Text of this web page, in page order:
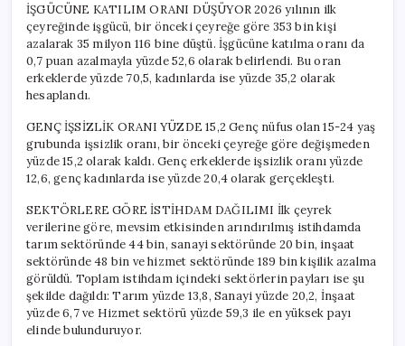
İŞGÜCÜNE KATILIM ORANI DÜŞÜYOR 2026 yılının ilk
çeyreğinde işgücü, bir önceki çeyreğe göre 353 bin kişi
azalarak 35 milyon 116 bine düştü. İşgücüne katılma oranı da
0,7 puan azalmayla yüzde 52,6 olarak belirlendi. Bu oran
erkeklerde yüzde 70,5, kadınlarda ise yüzde 35,2 olarak
hesaplandı.
GENÇ İŞSİZLİK ORANI YÜZDE 15,2 Genç nüfus olan 15-24 yaş
grubunda işsizlik oranı, bir önceki çeyreğe göre değişmeden
yüzde 15,2 olarak kaldı. Genç erkeklerde işsizlik oranı yüzde
12,6, genç kadınlarda ise yüzde 20,4 olarak gerçekleşti.
SEKTÖRLERE GÖRE İSTİHDAM DAĞILIMI İlk çeyrek
verilerine göre, mevsim etkisinden arındırılmış istihdamda
tarım sektöründe 44 bin, sanayi sektöründe 20 bin, inşaat
sektöründe 48 bin ve hizmet sektöründe 189 bin kişilik azalma
görüldü. Toplam istihdam içindeki sektörlerin payları ise şu
şekilde dağıldı: Tarım yüzde 13,8, Sanayi yüzde 20,2, İnşaat
yüzde 6,7 ve Hizmet sektörü yüzde 59,3 ile en yüksek payı
elinde bulunduruyor.